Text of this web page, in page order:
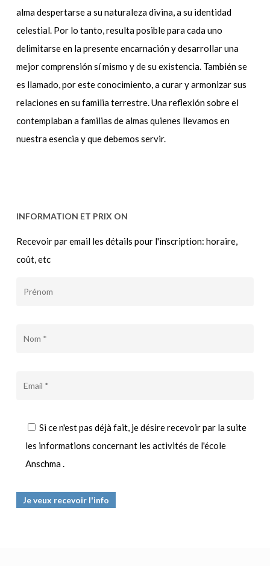
alma despertarse a su naturaleza divina, a su identidad
celestial. Por lo tanto, resulta posible para cada uno
delimitarse en la presente encarnación y desarrollar una
mejor comprensión sí mismo y de su existencia. También se
es llamado, por este conocimiento, a curar y armonizar sus
relaciones en su familia terrestre. Una reflexión sobre el
contemplaban a familias de almas quienes llevamos en
nuestra esencia y que debemos servir.
INFORMATION ET PRIX ON
Recevoir par email les détails pour l'inscription: horaire,
coût, etc
Si ce n'est pas déjà fait, je désire recevoir par la suite
les informations concernant les activités de l'école
Anschma .